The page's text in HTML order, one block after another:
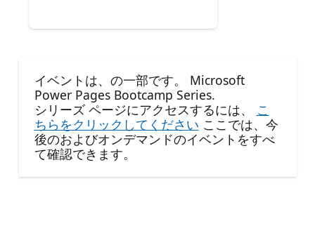
イベントは、の一部です。 Microsoft
Power Pages Bootcamp Series.
シリーズ ページにアクセスするには、
こ
ちらをクリックしてください ここでは、今
後のおよびオンデマンドのイベントをすべ
て確認できます。